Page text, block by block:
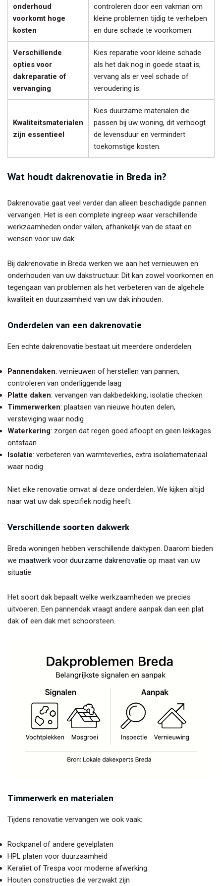
onderhoud
voorkomt hoge
kosten
controleren door een vakman om
kleine problemen tijdig te verhelpen
en dure schade te voorkomen.
Verschillende
opties voor
dakreparatie of
vervanging
Kies reparatie voor kleine schade
als het dak nog in goede staat is;
vervang als er veel schade of
veroudering is.
Kwaliteitsmaterialen
zijn essentieel
Kies duurzame materialen die
passen bij uw woning, dit verhoogt
de levensduur en vermindert
toekomstige kosten.
Wat houdt dakrenovatie in Breda in?
Dakrenovatie gaat veel verder dan alleen beschadigde pannen
vervangen. Het is een complete ingreep waar verschillende
werkzaamheden onder vallen, afhankelijk van de staat en
wensen voor uw dak.
Bij dakrenovatie in Breda werken we aan het vernieuwen en
onderhouden van uw dakstructuur. Dit kan zowel voorkomen en
tegengaan van problemen als het verbeteren van de algehele
kwaliteit en duurzaamheid van uw dak inhouden.
Onderdelen van een dakrenovatie
Een echte dakrenovatie bestaat uit meerdere onderdelen:
Pannendaken: vernieuwen of herstellen van pannen,
controleren van onderliggende laag
Platte daken: vervangen van dakbedekking, isolatie checken
Timmerwerken: plaatsen van nieuwe houten delen,
versteviging waar nodig
Waterkering: zorgen dat regen goed afloopt en geen lekkages
ontstaan
Isolatie: verbeteren van warmteverlies, extra isolatiemateriaal
waar nodig
Niet elke renovatie omvat al deze onderdelen. We kijken altijd
naar wat uw dak specifiek nodig heeft.
Verschillende soorten dakwerk
Breda woningen hebben verschillende daktypen. Daarom bieden
we maatwerk voor duurzame dakrenovatie op maat van uw
situatie.
Het soort dak bepaalt welke werkzaamheden we precies
uitvoeren. Een pannendak vraagt andere aanpak dan een plat
dak of een dak met schoorsteen.
Timmerwerk en materialen
Tijdens renovatie vervangen we ook vaak:
Rockpanel of andere gevelplaten
HPL platen voor duurzaamheid
Keraliet of Trespa voor moderne afwerking
Houten constructies die verzwakt zijn